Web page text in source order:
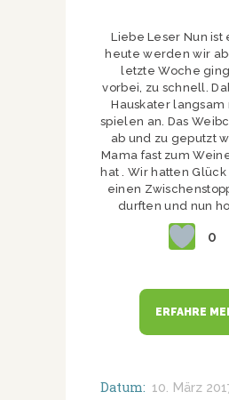
Liebe Leser Nun ist
heute werden wir
letzte Woche
vorbei, zu schnell.
Hauskater langsam
spielen an. Das
ab und zu geputzt
Mama fast zum
hat . Wir hatten
einen
durften und nun
0
ERFAHRE
Datum: 10. März